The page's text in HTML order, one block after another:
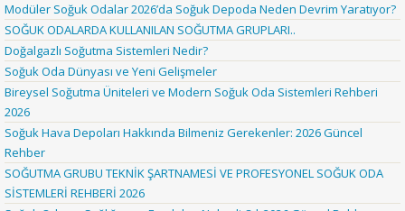
Modüler Soğuk Odalar 2026’da Soğuk Depoda Neden Devrim Yaratıyor?
SOĞUK ODALARDA KULLANILAN SOĞUTMA GRUPLARI..
Doğalgazlı Soğutma Sistemleri Nedir?
Soğuk Oda Dünyası ve Yeni Gelişmeler
Bireysel Soğutma Üniteleri ve Modern Soğuk Oda Sistemleri Rehberi
2026
Soğuk Hava Depoları Hakkında Bilmeniz Gerekenler: 2026 Güncel
Rehber
SOĞUTMA GRUBU TEKNİK ŞARTNAMESİ VE PROFESYONEL SOĞUK ODA
SİSTEMLERİ REHBERİ 2026